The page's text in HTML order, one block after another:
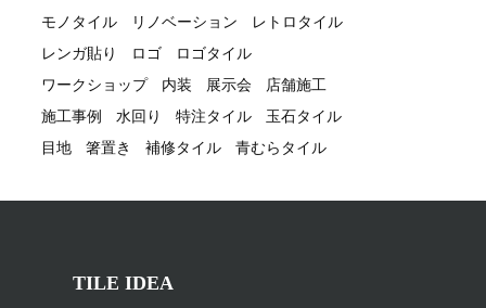
モノタイル
リノベーション
レトロタイル
レンガ貼り
ロゴ
ロゴタイル
ワークショップ
内装 展示会
店舗施工
施工事例
水回り 特注タイル
玉石タイル
目地
箸置き 補修タイル 青むらタイル
TILE IDEA